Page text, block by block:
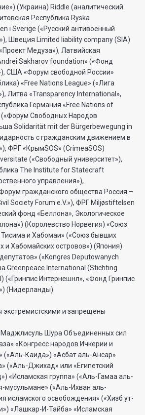
(Украина) Riddle (аналитический
Республика Ryska
i Sverige («Русский антивоенный
Швеция Limited liability company (SIA)
Медуза»), Латвийская
Sakharov foundation» («Фонд
США «Форум свободной России»
«Free Nations League» («Лига
Литва «Transparеncy International»,
Германия «Free Nations of
(«Форум Свободных Народов
Solidarität mit der Bürgerbewegung in
с гражданским движением в
ФРГ «КрымSOS» (CrimeaSOS)
(«Свободный университет»),
The Institute for Statecraft
управления»),
гражданского общества Россия –
Society Forum e.V.»), ФРГ Miljøstiftelsen
фонд «Беллона», Экологическое
(Королевство Норвегия) «Союз
Тисима и Хабомаи» («Союз бывших
и Хабомайских островов») (Япония)
(«Kongres Deputowanych
Greenpeace International (Stichting
(«Гринпис Интернешнл», «Фонд Гринпис
(Нидерланды).
экстремистскими и запрещены
Шура Объединенных сил
«Конгресс народов Ичкерии и
(«Аль-Каида») «Асбат аль-Ансар»
(«Аль-Джихад» или «Египетский
«Исламская группа» («Аль-Гамаа аль-
мусульмане» («Аль-Ихван аль-
исламского освобождения» («Хизб ут-
«Лашкар-И-Тайба» «Исламская